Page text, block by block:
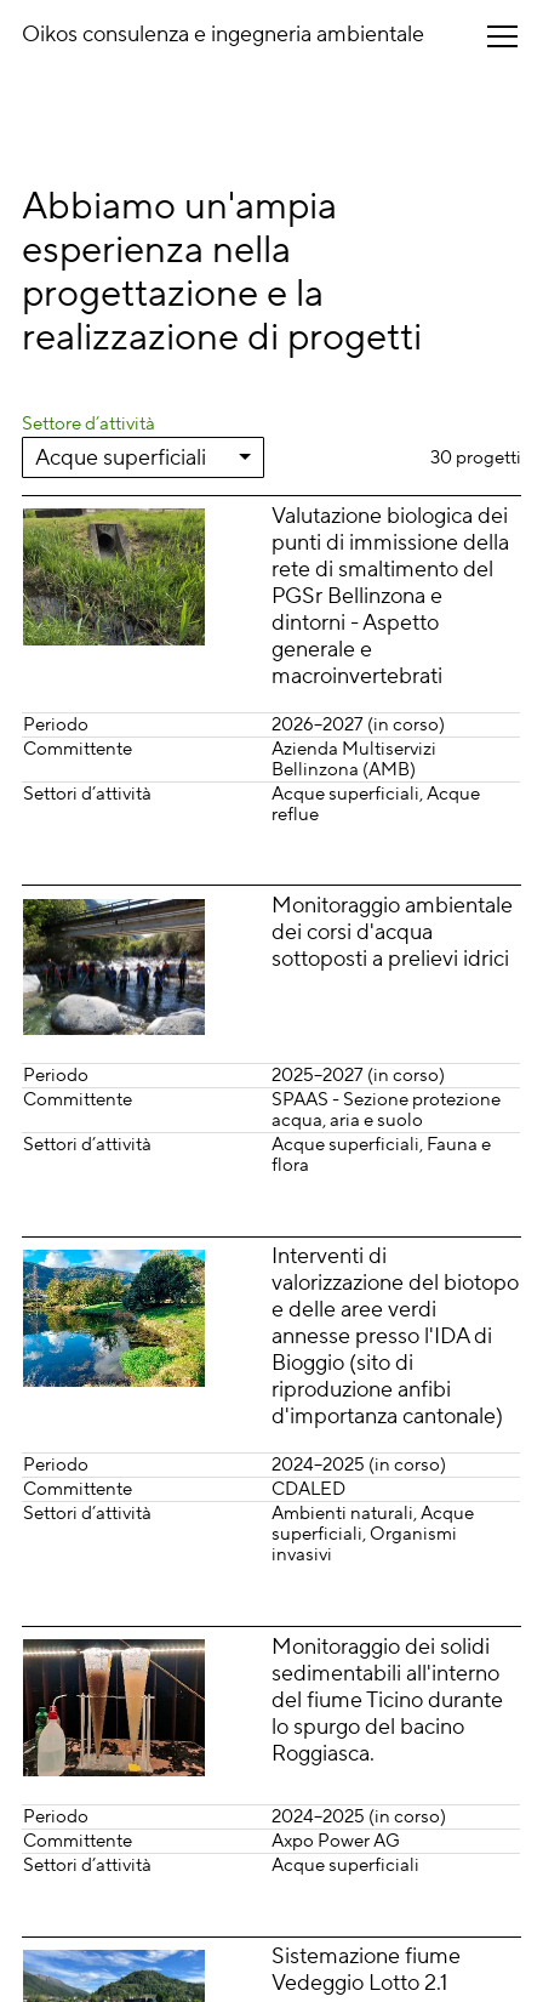
Oikosconsulenza e ingegneria ambientale
Settori d’attività
Progetti
Contatto
Abbiamo un'ampia
esperienza nella
progettazione e la
realizzazione di progetti
Settore d’attività
30 progetti
Valutazione biologica dei
punti di immissione della
rete di smaltimento del
PGSr Bellinzona e
dintorni - Aspetto
generale e
macroinvertebrati
Periodo
2026–2027 (in corso)
Committente
Azienda Multiservizi
Bellinzona (AMB)
Settori d’attività
Acque superficiali Acque
reflue
Monitoraggio ambientale
dei corsi d'acqua
sottoposti a prelievi idrici
Periodo
2025–2027 (in corso)
Committente
SPAAS - Sezione protezione
acqua, aria e suolo
Settori d’attività
Acque superficiali Fauna e
flora
Interventi di
valorizzazione del biotopo
e delle aree verdi
annesse presso l'IDA di
Bioggio (sito di
riproduzione anfibi
d'importanza cantonale)
Periodo
2024–2025 (in corso)
Committente
CDALED
Settori d’attività
Ambienti naturali Acque
superficiali Organismi
invasivi
Monitoraggio dei solidi
sedimentabili all'interno
del fiume Ticino durante
lo spurgo del bacino
Roggiasca.
Periodo
2024–2025 (in corso)
Committente
Axpo Power AG
Settori d’attività
Acque superficiali
Sistemazione fiume
Vedeggio Lotto 2.1